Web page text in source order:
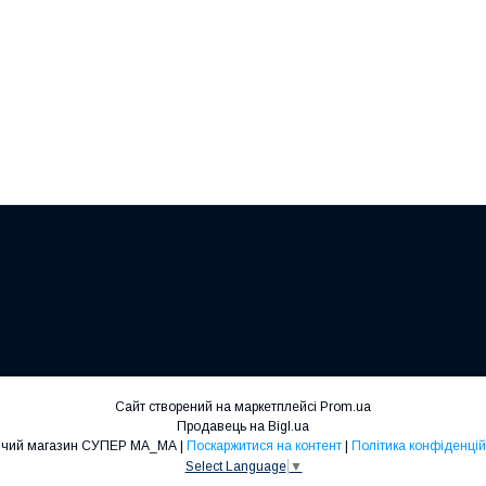
Сайт створений на маркетплейсі Prom.ua
Продавець на Bigl.ua
Дитячий магазин СУПЕР МА_МА | Поскаржитися на контент | Політика
Select Language ▼